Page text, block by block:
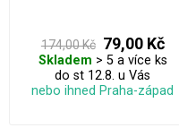
174,00 Kč 79,00 Kč
Skladem > 5 a více ks
do st 12.8. u Vás
nebo ihned Praha-západ